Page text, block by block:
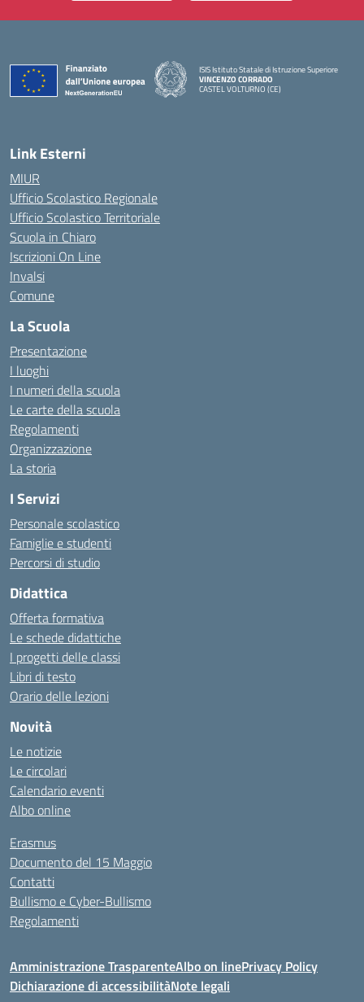
ISIS Istituto Statale di Istruzione Superiore
VINCENZO CORRADO
CASTEL VOLTURNO (CE)
Link Esterni
MIUR
Ufficio Scolastico Regionale
Ufficio Scolastico Territoriale
Scuola in Chiaro
Iscrizioni On Line
Invalsi
Comune
La Scuola
Presentazione
I luoghi
I numeri della scuola
Le carte della scuola
Regolamenti
Organizzazione
La storia
I Servizi
Personale scolastico
Famiglie e studenti
Percorsi di studio
Didattica
Offerta formativa
Le schede didattiche
I progetti delle classi
Libri di testo
Orario delle lezioni
Novità
Le notizie
Le circolari
Calendario eventi
Albo online
Erasmus
Documento del 15 Maggio
Contatti
Bullismo e Cyber-Bullismo
Regolamenti
Amministrazione TrasparenteAlbo on linePrivacy Policy
Dichiarazione di accessibilitàNote legali